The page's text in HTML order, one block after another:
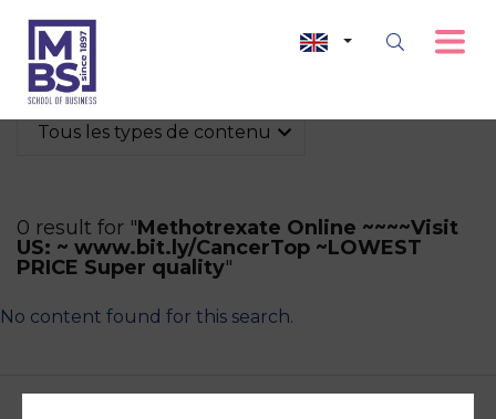
Tous les types de contenu
0 result for "Methotrexate Online ~~~~Visit
US: ~ www.bit.ly/CancerTop ~LOWEST
PRICE Super quality"
No content found for this search.